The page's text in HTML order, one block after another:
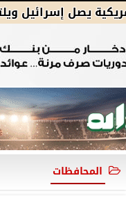
ويلتقى رئيس
المحافظات